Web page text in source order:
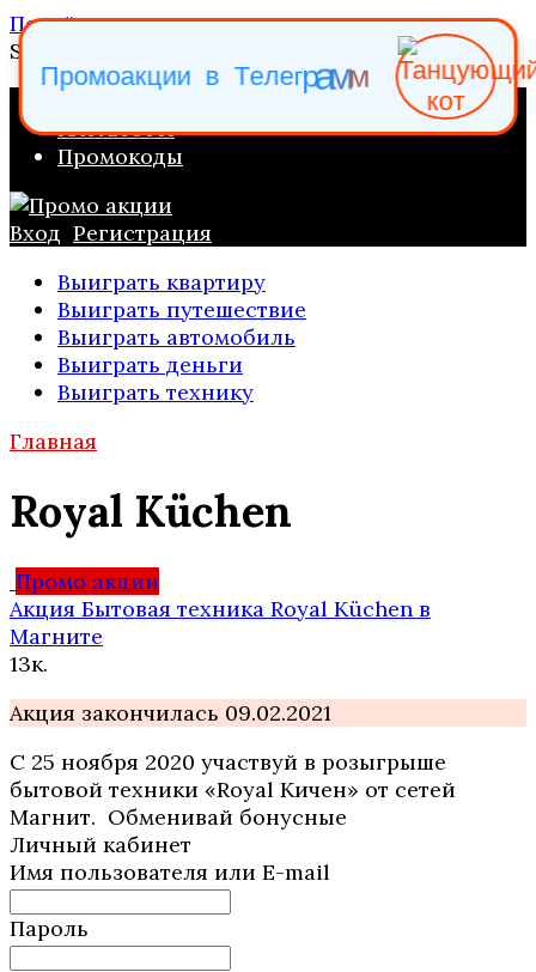
Перейти к содержанию
Search for:
КАТАЛОГИ
Промокоды
Вход Регистрация
Выиграть квартиру
Выиграть путешествие
Выиграть автомобиль
Выиграть деньги
Выиграть технику
Главная
Royal Küchen
Промо акции
Акция Бытовая техника Royal Küchen в
Магните
13к.
Акция закончилась 09.02.2021
С 25 ноября 2020 участвуй в розыгрыше
бытовой техники «Royal Кичен» от сетей
Магнит. Обменивай бонусные
Личный кабинет
Имя пользователя или E-mail
Пароль
Промоакции в Телеграмм